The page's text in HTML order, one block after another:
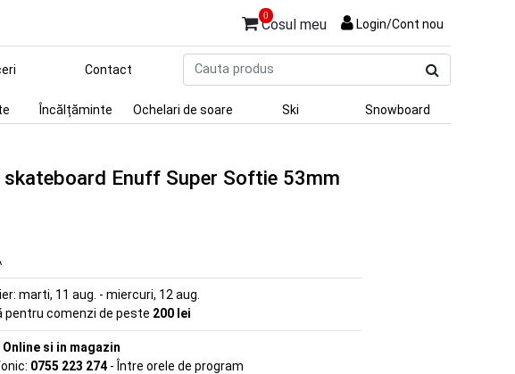
0
Cosul meu Login/Cont nou
produs
Contact
Încălțăminte Ochelari de soare Ski Snowboard
Enuff Super Softie 53mm
marti, 11 aug. - miercuri, 12 aug.
pentru comenzi de peste 200 lei
Online si in magazin
0755 223 274 - Între orele de program